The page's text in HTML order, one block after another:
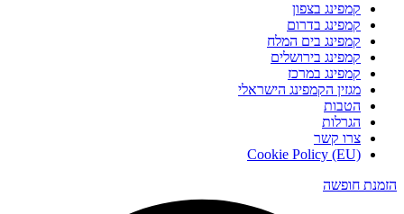
קמפינג בצפון
קמפינג בדרום
קמפינג בים המלח
קמפינג בירושלים
קמפינג במרכז
מגזין הקמפינג הישראלי
הטבות
הגרלות
צרו קשר
Cookie Policy (EU)
הזמנת חופשה